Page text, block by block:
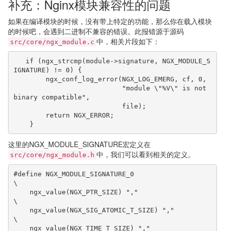
补充：Nginx模块兼容性的问题
如果在编译模块的时候，没有带上特定的功能，那么你在载入模块
的时候吧，会遇到二进制不兼容的错误。此报错源于源码
src/core/ngx_module.c 中，相关片段如下：
IGNATURE) != 0) {
binary compatible",
    }
这里的NGX_MODULE_SIGNATURE宏定义在
src/core/ngx_module.h 中，我们可以看到相关的定义。
#define NGX_MODULE_SIGNATURE_0
\
\
\